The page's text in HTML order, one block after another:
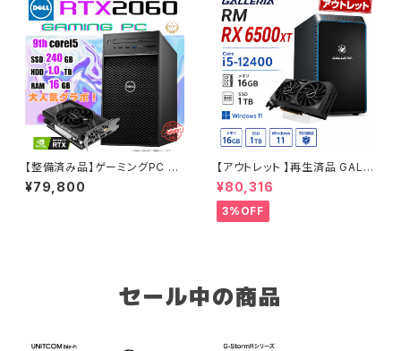
【整備済み品】ゲーミングPC デ
スクトップ DELL Precision 3
630 Tower - Core i5-9500
¥79,800
【アウトレット 】再生済品 GALL
ERIA RM RX 6500XT Core i
5-12400 メモリ16GB SSD1T
B ゲーミングPC 整備済み品 9
0日保証
¥80,316
3%OFF
セール中の商品